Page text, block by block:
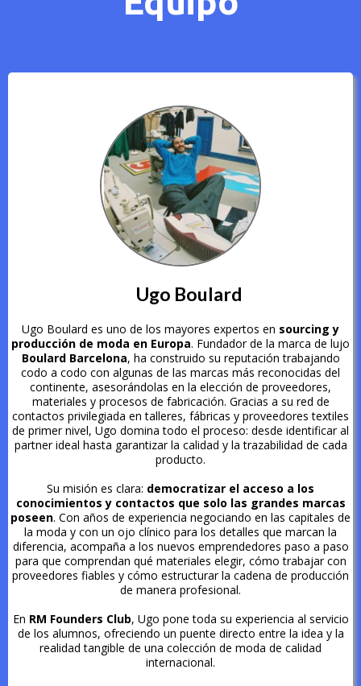
Ugo Boulard
Ugo Boulard es uno de los mayores expertos en sourcing y
producción de moda en Europa. Fundador de la marca de lujo
Boulard Barcelona, ha construido su reputación trabajando
codo a codo con algunas de las marcas más reconocidas del
continente, asesorándolas en la elección de proveedores,
materiales y procesos de fabricación. Gracias a su red de
contactos privilegiada en talleres, fábricas y proveedores textiles
de primer nivel, Ugo domina todo el proceso: desde identificar al
partner ideal hasta garantizar la calidad y la trazabilidad de cada
producto.
Su misión es clara: democratizar el acceso a los
conocimientos y contactos que solo las grandes marcas
poseen. Con años de experiencia negociando en las capitales de
la moda y con un ojo clínico para los detalles que marcan la
diferencia, acompaña a los nuevos emprendedores paso a paso
para que comprendan qué materiales elegir, cómo trabajar con
proveedores fiables y cómo estructurar la cadena de producción
de manera profesional.
En RM Founders Club, Ugo pone toda su experiencia al servicio
de los alumnos, ofreciendo un puente directo entre la idea y la
realidad tangible de una colección de moda de calidad
internacional.